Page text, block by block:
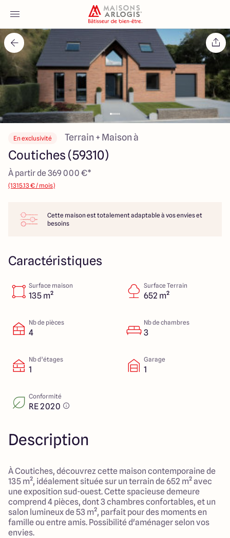
Accueil
Nos maisons
Nos annonces
Votre projet
Qui sommes-nous
Maisons ARLOGIS Nord
4.4 4.8
En exclusivité Terrain + Maison à
Coutiches (59310)
À partir de 369 000 €*
(1315.13 € / mois)
Cette maison est totalement adaptable à vos envies et
besoins
Caractéristiques
Surface maison
135 m²
Surface Terrain
652 m²
Nb de pièces
4
Nb de chambres
3
Nb d’étages
1
Garage
1
Conformité
RE 2020
Description
À Coutiches, découvrez cette maison contemporaine de
135 m², idéalement située sur un terrain de 652 m² avec
une exposition sud-ouest. Cette spacieuse demeure
comprend 4 pièces, dont 3 chambres confortables, et un
salon lumineux de 53 m², parfait pour des moments en
famille ou entre amis. Possibilité d'aménager selon vos
envies.